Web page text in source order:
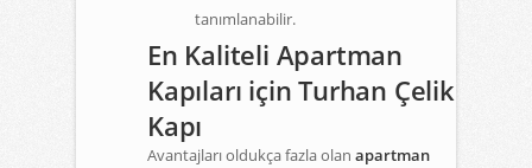
tanımlanabilir.
En Kaliteli Apartman
Kapıları için Turhan Çelik
Kapı
Avantajları oldukça fazla olan apartman